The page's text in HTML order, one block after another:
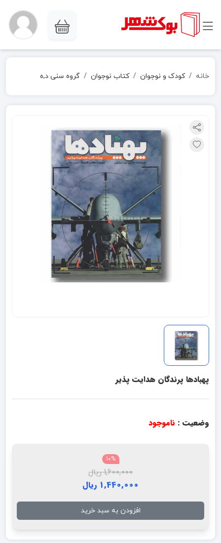
خانه کودک و نوجوان کتاب نوجوان گروه سنی د,ه
پهبادها پرندگان هدایت پذیر
وضعیت : ناموجود
10%
1,600,000 ریال
1,440,000 ریال
افزودن به سبد خرید